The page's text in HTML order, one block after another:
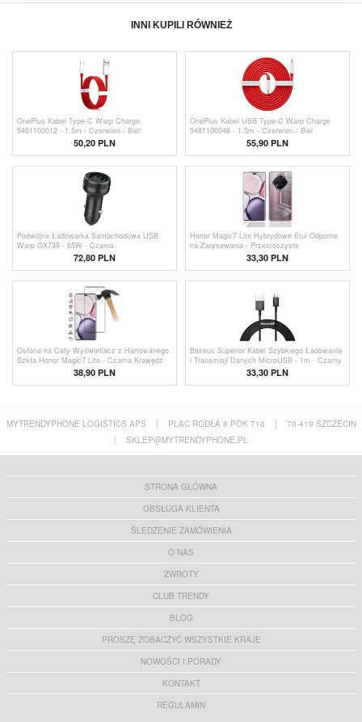
INNI KUPILI RÓWNIEŻ
OnePlus Kabel Type-C Warp Charge
5461100012 - 1.5m - Czerwień / Biel
50,20 PLN
OnePlus Kabel USB Type-C Warp Charge
5481100048 - 1.5m - Czerwien / Biel
55,90 PLN
Podwójna Ładowarka Samochodowa USB
Warp GX739 - 65W - Czarna
72,80 PLN
Honor Magic7 Lite Hybrydowe Etui Odporne
na Zarysowania - Przezroczyste
33,30 PLN
Osłona na Cały Wyświetlacz z Hartowanego
Szkła Honor Magic7 Lite - Czarna Krawędź
38,90 PLN
Baseus Superior Kabel Szybkiego Ładowania
i Transmisji Danych MicroUSB - 1m - Czarny
33,30 PLN
MYTRENDYPHONE LOGISTICS APS | PLAC RODŁA 8 POK 710 |
70-419 SZCZECIN
|
SKLEP@MYTRENDYPHONE.PL
STRONA GŁÓWNA
OBSŁUGA KLIENTA
ŚLEDZENIE ZAMÓWIENIA
O NAS
ZWROTY
CLUB TRENDY
BLOG
PROSZĘ ZOBACZYĆ WSZYSTKIE KRAJE
NOWOŚCI I PORADY
KONTAKT
REGULAMIN